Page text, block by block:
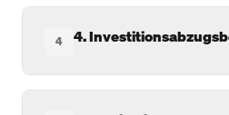
4 4.